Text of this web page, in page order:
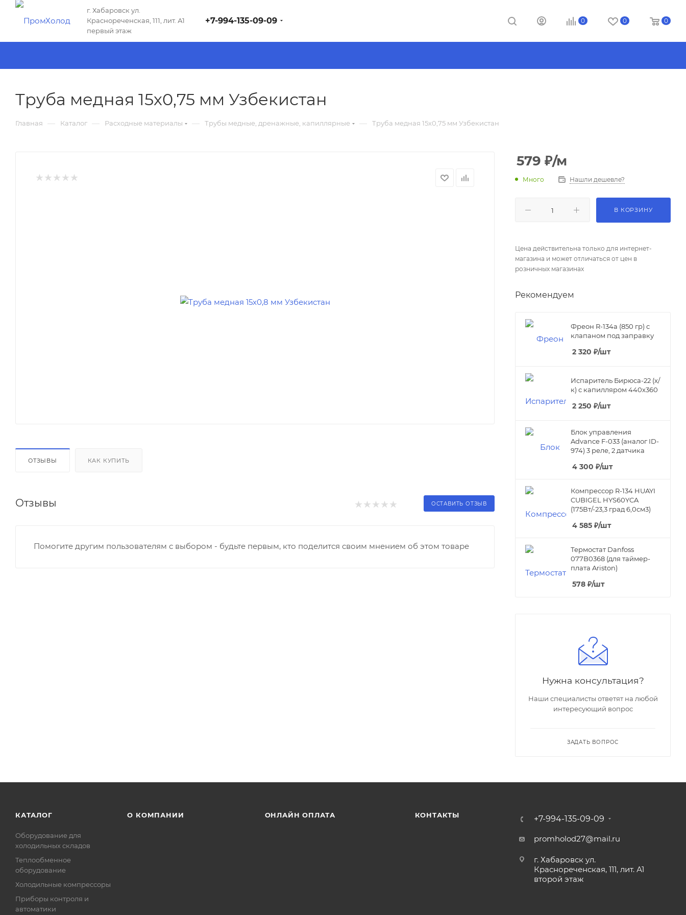
г. Хабаровск ул.
Краснореченская, 111, лит. А1
первый этаж
+7-994-135-09-09 0 0 0
Труба медная 15х0,75 мм Узбекистан
Главная — Каталог — Расходные материалы — Трубы медные, дренажные, капиллярные — Труба медная 15х0,75 мм Узбекистан
ОТЗЫВЫ КАК КУПИТЬ
Отзывы ОСТАВИТЬ ОТЗЫВ
Помогите другим пользователям с выбором - будьте первым, кто поделится своим мнением об этом товаре
579 ₽/м
Много Нашли дешевле?
В КОРЗИНУ
Цена действительна только для интернет-
магазина и может отличаться от цен в
розничных магазинах
Рекомендуем
Фреон R-134а (850 гр) с
клапаном под заправку
2 320 ₽/шт
Испаритель Бирюса-22 (х/
к) с капилляром 440х360
2 250 ₽/шт
Блок управления
Advance F-033 (аналог ID-
974) 3 реле, 2 датчика
4 300 ₽/шт
Компрессор R-134 HUAYI
CUBIGEL HYS60YCA
(175Вт/-23,3 град 6,0см3)
4 585 ₽/шт
Термостат Danfoss
077B0368 (для таймер-
плата Ariston)
578 ₽/шт
Нужна консультация?
Наши специалисты ответят на любой
интересующий вопрос
ЗАДАТЬ ВОПРОС
КАТАЛОГ
Оборудование для
холодильных складов
Теплообменное
оборудование
Холодильные компрессоры
Приборы контроля и
автоматики
О КОМПАНИИ ОНЛАЙН ОПЛАТА КОНТАКТЫ +7-994-135-09-09
promholod27@mail.ru
г. Хабаровск ул.
Краснореченская, 111, лит. А1
второй этаж